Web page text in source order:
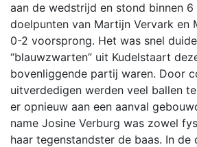
aan de wedstrijd en stond binnen 6
doelpunten van Martijn Vervark en
0-2 voorsprong. Het was snel
“blauwzwarten” uit Kudelstaart
bovenliggende partij waren. Door
uitverdedigen werden veel ballen
er opnieuw aan een aanval
name Josine Verburg was zowel
haar tegenstandster de baas. In de